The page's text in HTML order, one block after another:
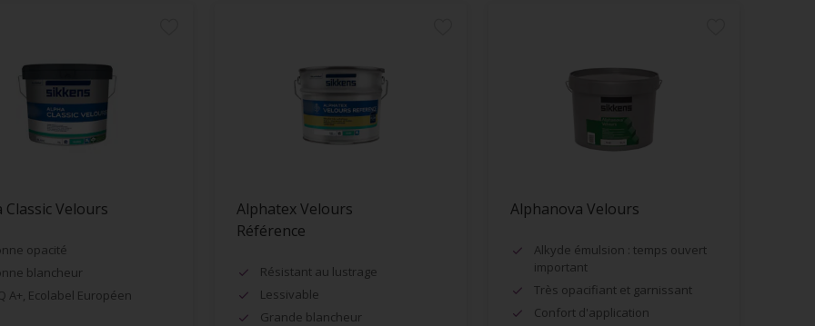
Classic Velours
opacité
blancheur
A+, Ecolabel Européen
Alphatex Velours
Référence
Résistant au lustrage
Lessivable
Grande blancheur
Alphanova Velours
Alkyde émulsion : temps ouvert
important
Très opacifiant et garnissant
Confort d'application